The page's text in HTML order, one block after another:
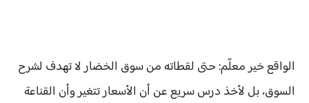
الواقع خير معلّم: حتى لقطاته من سوق الخضار لا تهدف لشرح
السوق، بل لأخذ درس سريع عن أن الأسعار تتغير وأن القناعة